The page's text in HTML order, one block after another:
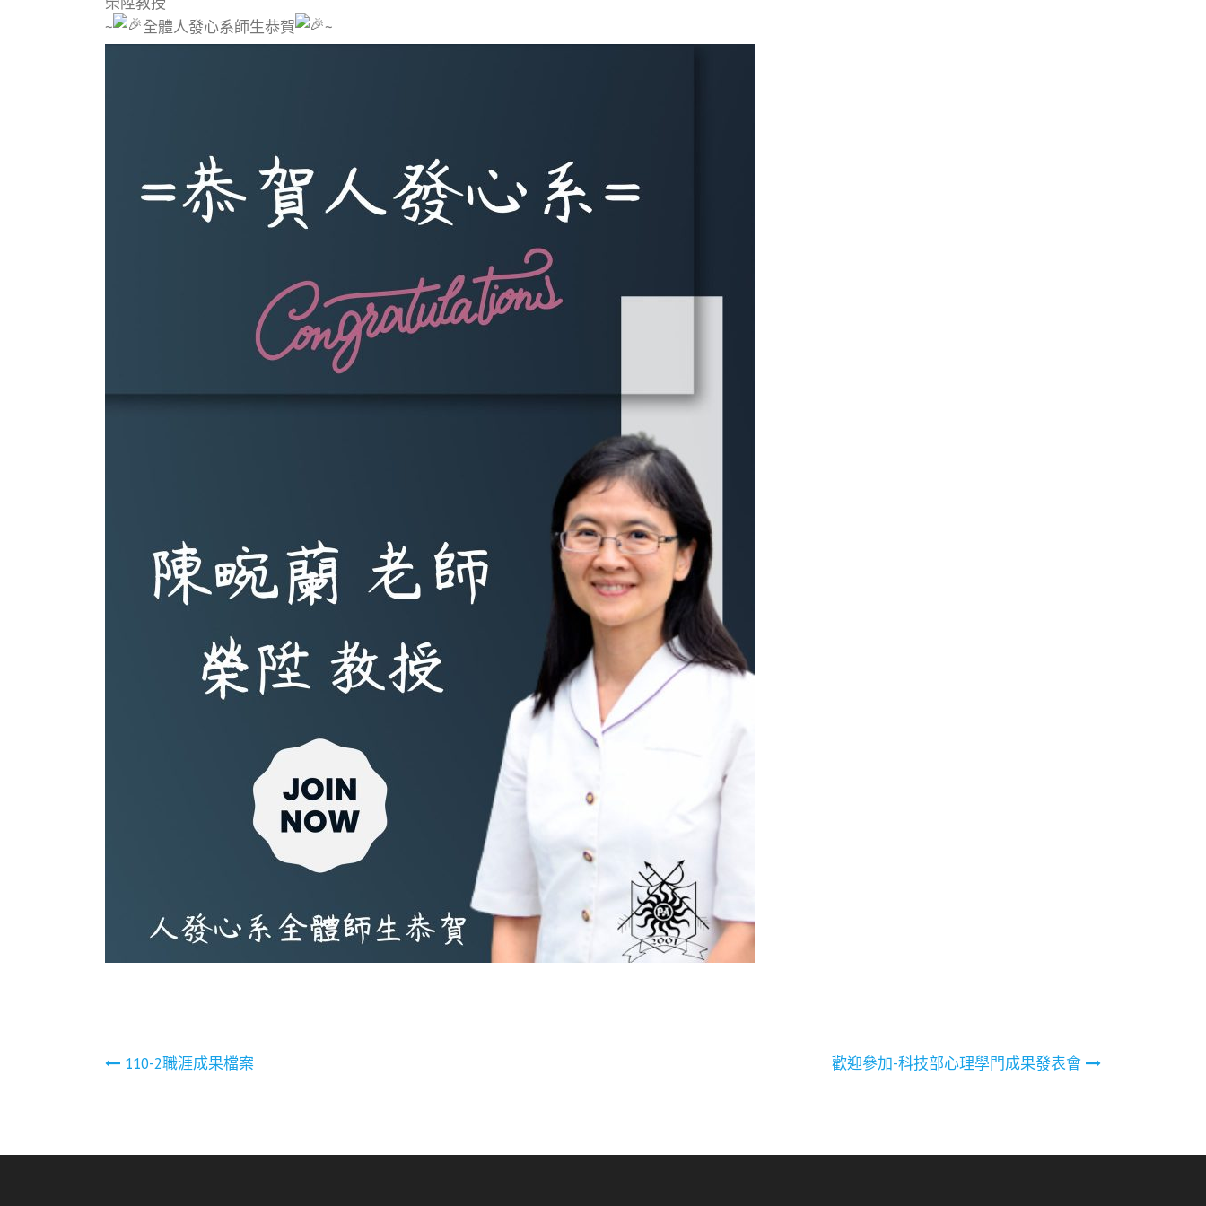
~
全體人發心系師生恭賀 ~
文
導
110-2職涯成果檔案 歡迎參加-科技部心理學門成果發表會